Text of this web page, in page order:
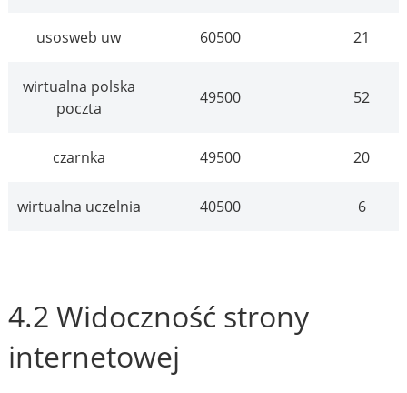
usosweb uw 60500 21
wirtualna polska
poczta
49500 52
czarnka 49500 20
wirtualna uczelnia 40500 6
4.2 Widoczność strony
internetowej